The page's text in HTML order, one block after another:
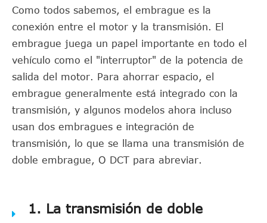
Como todos sabemos, el embrague es la
conexión entre el motor y la transmisión. El
embrague juega un papel importante en todo el
vehículo como el "interruptor" de la potencia de
salida del motor. Para ahorrar espacio, el
embrague generalmente está integrado con la
transmisión, y algunos modelos ahora incluso
usan dos embragues e integración de
transmisión, lo que se llama una transmisión de
doble embrague, O DCT para abreviar.
1. La transmisión de doble